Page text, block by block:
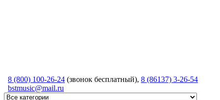
8 (800) 100-26-24 (звонок бесплатный), 8 (86137) 3-26-54
bstmusic@mail.ru